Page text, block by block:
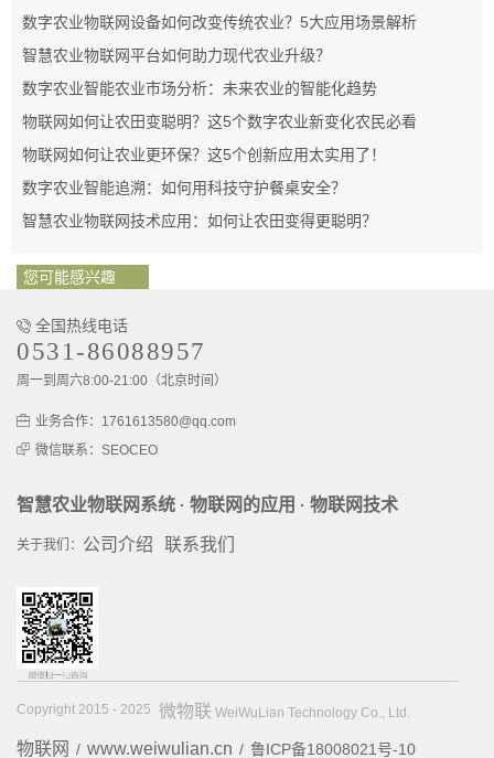
数字农业物联网设备如何改变传统农业？5大应用场景解析
智慧农业物联网平台如何助力现代农业升级？
数字农业智能农业市场分析：未来农业的智能化趋势
物联网如何让农田变聪明？这5个数字农业新变化农民必看
物联网如何让农业更环保？这5个创新应用太实用了！
数字农业智能追溯：如何用科技守护餐桌安全？
智慧农业物联网技术应用：如何让农田变得更聪明？
您可能感兴趣
全国热线电话
0531-86088957
周一到周六8:00-21:00（北京时间）
业务合作：1761613580@qq.com
微信联系：SEOCEO
智慧农业物联网系统 · 物联网的应用 · 物联网技术
关于我们： 公司介绍 联系我们
Copyright 2015 - 2025 微物联 WeiWuLian Technology Co., Ltd.
物联网 / www.weiwulian.cn / 鲁ICP备18008021号-10